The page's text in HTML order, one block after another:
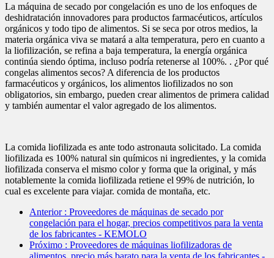
La máquina de secado por congelación es uno de los enfoques de
deshidratación innovadores para productos farmacéuticos, artículos
orgánicos y todo tipo de alimentos. Si se seca por otros medios, la
materia orgánica viva se matará a alta temperatura, pero en cuanto a
la liofilización, se refina a baja temperatura, la energía orgánica
continúa siendo óptima, incluso podría retenerse al 100%. . ¿Por qué
congelas alimentos secos? A diferencia de los productos
farmacéuticos y orgánicos, los alimentos liofilizados no son
obligatorios, sin embargo, pueden crear alimentos de primera calidad
y también aumentar el valor agregado de los alimentos.
La comida liofilizada es ante todo astronauta solicitado. La comida
liofilizada es 100% natural sin químicos ni ingredientes, y la comida
liofilizada conserva el mismo color y forma que la original, y más
notablemente la comida liofilizada retiene el 99% de nutrición, lo
cual es excelente para viajar. comida de montaña, etc.
Anterior : Proveedores de máquinas de secado por
congelación para el hogar, precios competitivos para la venta
de los fabricantes - KEMOLO
Próximo : Proveedores de máquinas liofilizadoras de
alimentos, precio más barato para la venta de los fabricantes -